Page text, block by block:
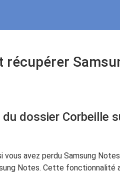
récupérer
dossier Corbeille
vous avez perdu Samsung
Notes. Cette fonctionnalité